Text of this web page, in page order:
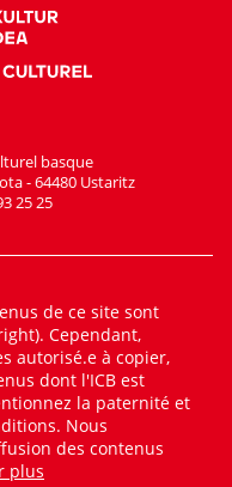
basque
- 64480 Ustaritz
25 25
de ce site sont
Cependant,
autorisé.e à copier,
dont l'ICB est
la paternité et
Nous
des contenus
plus